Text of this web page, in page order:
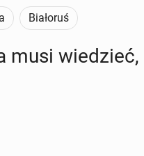
Białoruś
musi